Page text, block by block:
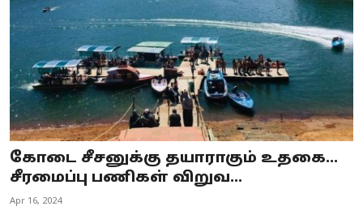
கோடை சீசனுக்கு தயாராகும் உதகை...
சீரமைப்பு பணிகள் விறுவ...
Apr 16, 2024